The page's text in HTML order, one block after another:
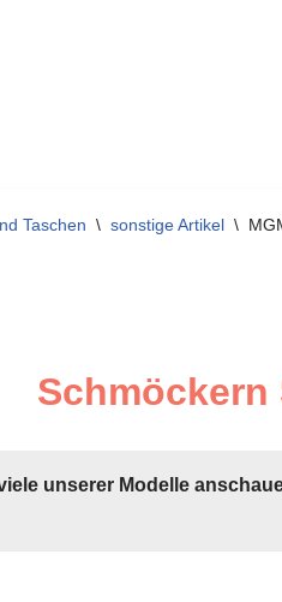
Taschen \ sonstige Artikel \
unserer Modelle